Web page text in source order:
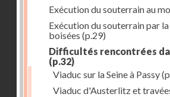
Exécution du souterrain au
Exécution du souterrain par
boisées (p.29)
Difficultés rencontrées
(p.32)
Viaduc sur la Seine à Passy
Viaduc d'Austerlitz et